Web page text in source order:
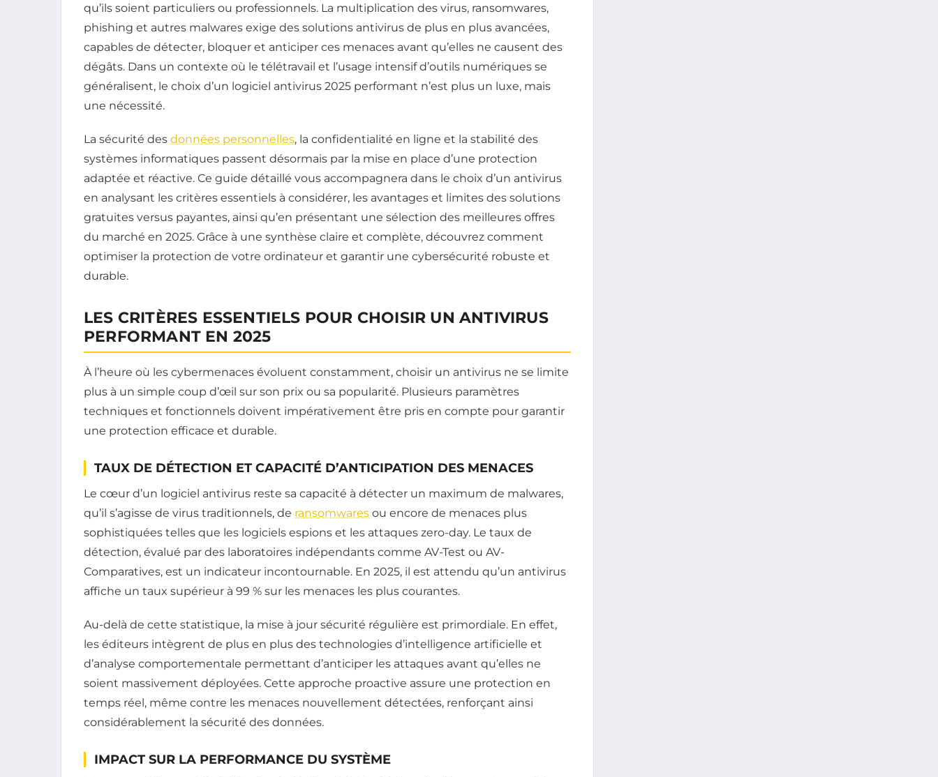
qu’ils soient particuliers ou professionnels. La multiplication des virus, ransomwares,
phishing et autres malwares exige des solutions antivirus de plus en plus avancées,
capables de détecter, bloquer et anticiper ces menaces avant qu’elles ne causent des
dégâts. Dans un contexte où le télétravail et l’usage intensif d’outils numériques se
généralisent, le choix d’un logiciel antivirus 2025 performant n’est plus un luxe, mais
une nécessité.
La sécurité des données personnelles, la confidentialité en ligne et la stabilité des
systèmes informatiques passent désormais par la mise en place d’une protection
adaptée et réactive. Ce guide détaillé vous accompagnera dans le choix d’un antivirus
en analysant les critères essentiels à considérer, les avantages et limites des solutions
gratuites versus payantes, ainsi qu’en présentant une sélection des meilleures offres
du marché en 2025. Grâce à une synthèse claire et complète, découvrez comment
optimiser la protection de votre ordinateur et garantir une cybersécurité robuste et
durable.
LES CRITÈRES ESSENTIELS POUR CHOISIR UN ANTIVIRUS
PERFORMANT EN 2025
À l’heure où les cybermenaces évoluent constamment, choisir un antivirus ne se limite
plus à un simple coup d’œil sur son prix ou sa popularité. Plusieurs paramètres
techniques et fonctionnels doivent impérativement être pris en compte pour garantir
une protection efficace et durable.
TAUX DE DÉTECTION ET CAPACITÉ D’ANTICIPATION DES MENACES
Le cœur d’un logiciel antivirus reste sa capacité à détecter un maximum de malwares,
qu’il s’agisse de virus traditionnels, de ransomwares ou encore de menaces plus
sophistiquées telles que les logiciels espions et les attaques zero-day. Le taux de
détection, évalué par des laboratoires indépendants comme AV-Test ou AV-
Comparatives, est un indicateur incontournable. En 2025, il est attendu qu’un antivirus
affiche un taux supérieur à 99 % sur les menaces les plus courantes.
Au-delà de cette statistique, la mise à jour sécurité régulière est primordiale. En effet,
les éditeurs intègrent de plus en plus des technologies d’intelligence artificielle et
d’analyse comportementale permettant d’anticiper les attaques avant qu’elles ne
soient massivement déployées. Cette approche proactive assure une protection en
temps réel, même contre les menaces nouvellement détectées, renforçant ainsi
considérablement la sécurité des données.
IMPACT SUR LA PERFORMANCE DU SYSTÈME